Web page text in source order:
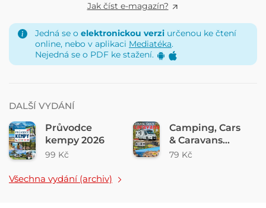
Jak číst e-magazín?
Jedná se o elektronickou verzi určenou ke čtení
online, nebo v aplikaci Mediatéka.
Nejedná se o PDF ke stažení.
DALŠÍ VYDÁNÍ
Průvodce
kempy 2026
99 Kč
Camping, Cars
& Caravans
3/2026
79 Kč
Všechna vydání (archiv)